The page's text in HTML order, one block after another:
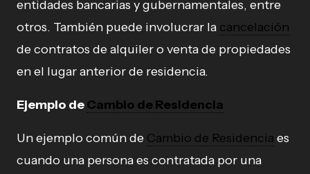
entidades bancarias y gubernamentales, entre
otros. También puede involucrar la cancelación
de contratos de alquiler o venta de propiedades
en el lugar anterior de residencia.
Ejemplo deCambio de Residencia
Un ejemplo común de Cambio de Residencia es
cuando una persona es contratada por una